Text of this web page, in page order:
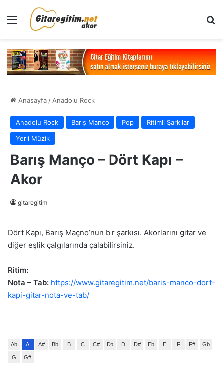
Menü
Anasayfa / Anadolu Rock
Anadolu Rock Barış Manço Pop
Ritimli Şarkılar
Yerli Müzik
Barış Manço – Dört Kapı –
Akor
gitaregitim
Dört Kapı, Barış Maçno’nun bir şarkısı. Akorlarını gitar ve
diğer eşlik çalgılarında çalabilirsiniz.
Ritim:
Nota – Tab: https://www.gitaregitim.net/baris-manco-dort-
kapi-gitar-nota-ve-tab/
Ab A A# Bb B C C# Db D D# Eb E F F# Gb
G G#